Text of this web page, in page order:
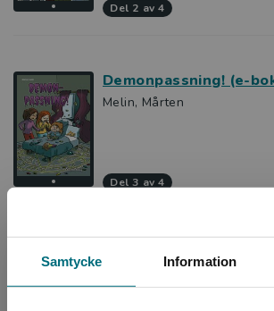
Samtycke Information
del 2 av 4
Demonpassning! (e-
Melin, Mårten
del 3 av 4
Varulvsfeber! (e-bok)
Melin, Mårten
Den fjärde och helt